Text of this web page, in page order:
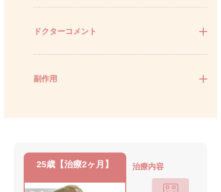
ドクターコメント
副作用
25歳【治療2ヶ月】 治療内容